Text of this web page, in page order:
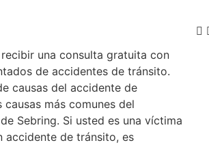
una consulta gratuita con
de accidentes de tránsito.
causas del accidente de
más comunes del
Sebring. Si usted es una víctima
accidente de tránsito, es